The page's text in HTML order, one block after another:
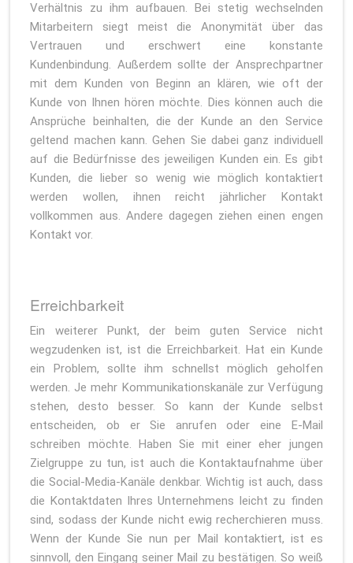
Verhältnis zu ihm aufbauen. Bei stetig wechselnden
Mitarbeitern siegt meist die Anonymität über das
Vertrauen und erschwert eine konstante
Kundenbindung. Außerdem sollte der Ansprechpartner
mit dem Kunden von Beginn an klären, wie oft der
Kunde von Ihnen hören möchte. Dies können auch die
Ansprüche beinhalten, die der Kunde an den Service
geltend machen kann. Gehen Sie dabei ganz individuell
auf die Bedürfnisse des jeweiligen Kunden ein. Es gibt
Kunden, die lieber so wenig wie möglich kontaktiert
werden wollen, ihnen reicht jährlicher Kontakt
vollkommen aus. Andere dagegen ziehen einen engen
Kontakt vor.
Erreichbarkeit
Ein weiterer Punkt, der beim guten Service nicht
wegzudenken ist, ist die Erreichbarkeit. Hat ein Kunde
ein Problem, sollte ihm schnellst möglich geholfen
werden. Je mehr Kommunikationskanäle zur Verfügung
stehen, desto besser. So kann der Kunde selbst
entscheiden, ob er Sie anrufen oder eine E-Mail
schreiben möchte. Haben Sie mit einer eher jungen
Zielgruppe zu tun, ist auch die Kontaktaufnahme über
die Social-Media-Kanäle denkbar. Wichtig ist auch, dass
die Kontaktdaten Ihres Unternehmens leicht zu finden
sind, sodass der Kunde nicht ewig recherchieren muss.
Wenn der Kunde Sie nun per Mail kontaktiert, ist es
sinnvoll, den Eingang seiner Mail zu bestätigen. So weiß